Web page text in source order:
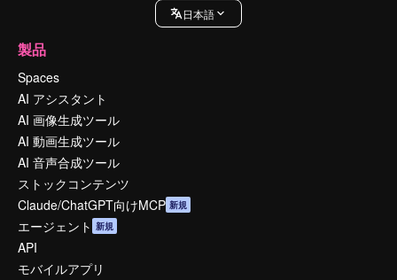
日本語
製品
Spaces
AI アシスタント
AI 画像生成ツール
AI 動画生成ツール
AI 音声合成ツール
ストックコンテンツ
Claude/ChatGPT向けMCP 新規
エージェント 新規
API
モバイルアプリ